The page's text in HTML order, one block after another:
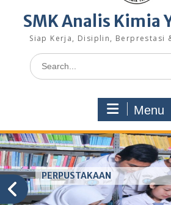
SMK Analis Kimia
Siap Kerja, Disiplin, Berprestasi
Search
for:
Menu
PERPUSTAKAAN